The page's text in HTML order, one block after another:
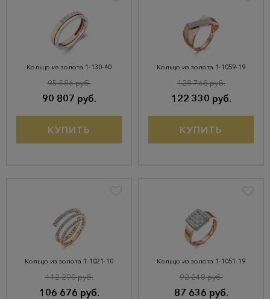
Кольцо из золота 1-130-40
90 807 руб.
95 586 руб.
КУПИТЬ
Кольцо из золота 1-1059-19
122 330 руб.
128 768 руб.
КУПИТЬ
Кольцо из золота 1-1021-10
106 676 руб.
112 290 руб.
Кольцо из золота 1-1051-19
87 636 руб.
92 248 руб.